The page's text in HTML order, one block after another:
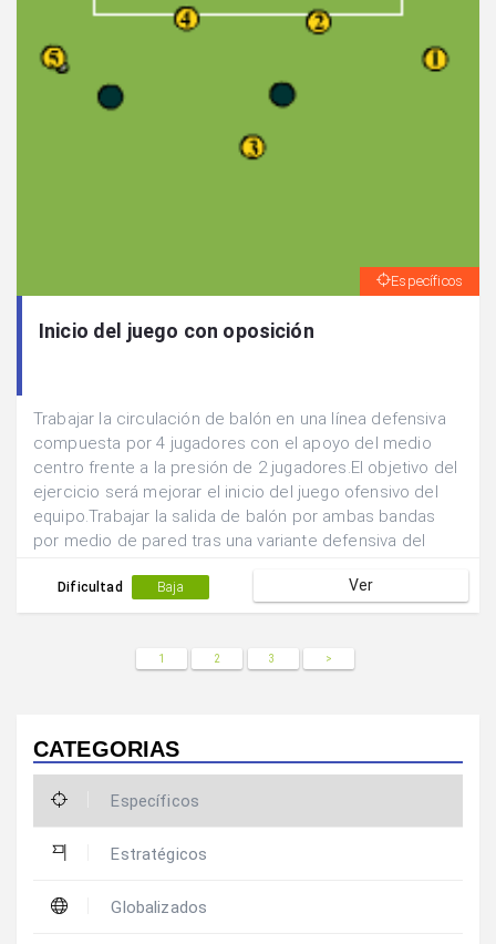
Específicos
Inicio del juego con oposición
Trabajar la circulación de balón en una línea defensiva
compuesta por 4 jugadores con el apoyo del medio
centro frente a la presión de 2 jugadores.El objetivo del
ejercicio será mejorar el inicio del juego ofensivo del
equipo.Trabajar la salida de balón por ambas bandas
por medio de pared tras una variante defensiva del
Dificultad Baja Ver
1 2 3 >
CATEGORIAS
Específicos
Estratégicos
Globalizados